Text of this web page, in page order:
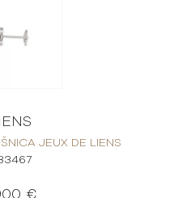
JEUX DE LIENS
€